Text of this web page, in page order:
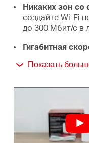
Никаких зон со
создайте Wi‑Fi
до 300 Мбит/с в
Гигабитная
благодаря
Супербыстрое
подключения
Plug & Play—
настройке
Показать